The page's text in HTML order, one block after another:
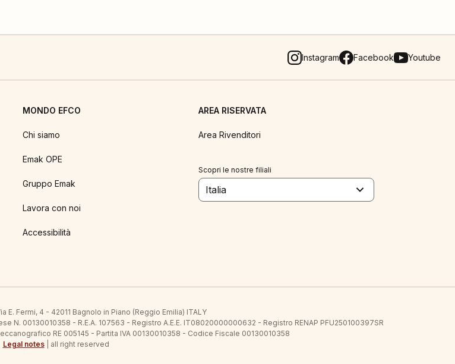
Instagram Facebook Youtube
MONDO EFCO
Chi siamo
Emak OPE
Gruppo Emak
Lavora con noi
Accessibilità
AREA RISERVATA
Area Rivenditori
Scopri le nostre filiali
Italia
E. Fermi, 4 - 42011 Bagnolo in Piano (Reggio Emilia) ITALY
N. 00130010358 - R.E.A. 107563 - Registro A.E.E. IT08020000000632 - Registro RENAP PFU250100397SR
RE 005145 - Partita IVA 00130010358 - Codice Fiscale 00130010358
Legal notes| all right reserved